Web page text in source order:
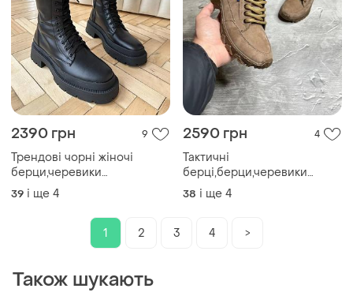
2390 грн 9
Трендові чорні жіночі
берци,черевики
високі,осінні,зимові,шкіряні/
шкіра-жіноче взуття на
39 і ще 4
2590 грн 4
Тактичні
берці,берци,черевики
жіночі весна/осінь койот/
бежеві на мембрані зсу всу
жінок,демі,демісезонні
38 і ще 4
1 2 3 4 >
Також шукають